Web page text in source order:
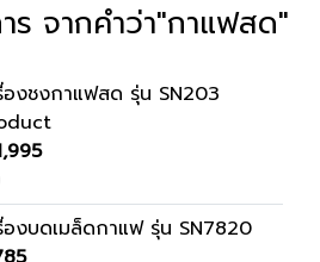
จากคำว่า"กาแฟสด"
องชงกาแฟสด รุ่น SN203
องบดเมล็ดกาแฟ รุ่น SN7820